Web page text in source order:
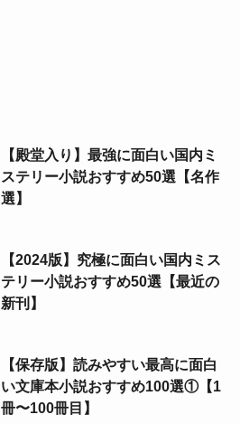
【殿堂入り】最強に面白い国内ミ
ステリー小説おすすめ50選【名作
選】
【2024版】究極に面白い国内ミス
テリー小説おすすめ50選【最近の
新刊】
【保存版】読みやすい最高に面白
い文庫本小説おすすめ100選①【1
冊〜100冊目】